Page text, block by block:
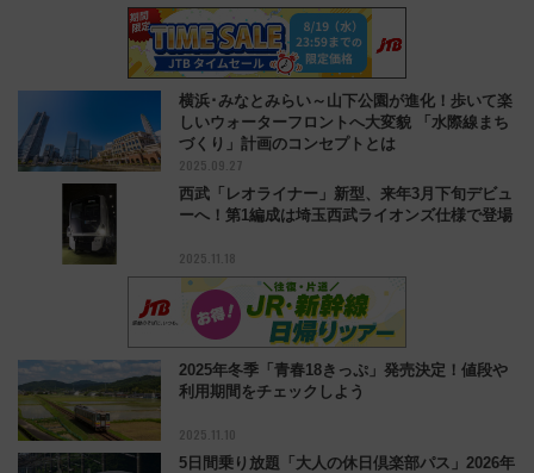
横浜･みなとみらい～山下公園が進化！歩いて楽
しいウォーターフロントへ大変貌 「水際線まち
づくり」計画のコンセプトとは
2025.09.27
西武「レオライナー」新型、来年3月下旬デビュ
ーへ！第1編成は埼玉西武ライオンズ仕様で登場
2025.11.18
2025年冬季「青春18きっぷ」発売決定！値段や
利用期間をチェックしよう
2025.11.10
5日間乗り放題「大人の休日倶楽部パス」2026年